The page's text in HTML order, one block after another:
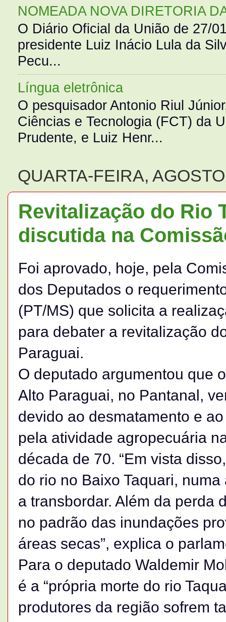
NOMEADA NOVA DIRETORIA
O Diário Oficial da União de 27/
presidente Luiz Inácio Lula da
Pecu...
Língua eletrônica
O pesquisador Antonio Riul
Ciências e Tecnologia (FCT) da
Prudente, e Luiz Henr...
QUARTA-FEIRA,
Revitalização do Rio
discutida na
Foi aprovado, hoje, pela
dos Deputados o
(PT/MS) que solicita a
para debater a revitalização
Paraguai.
O deputado argumentou que
Alto Paraguai, no Pantanal,
devido ao desmatamento e
pela atividade agropecuária
década de 70. “Em vista
do rio no Baixo Taquari,
a transbordar. Além da perda
no padrão das inundações
áreas secas”, explica o
Para o deputado Waldemir
é a “própria morte do rio
produtores da região sofrem